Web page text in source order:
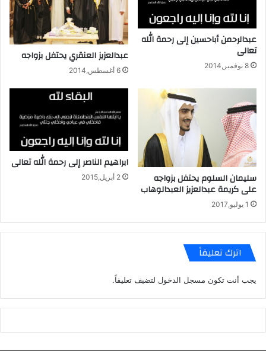
عبدالرحمن أباحسين إلى رحمة الله
تعالى
8 نوفمبر,2014
عبدالعزيز العنقري يحتفل بزواجه
6 أغسطس,2014
سليمان السلوم يحتفل بزواجه
على كريمة عبدالعزيز العبدالوهاب
1 يوليو,2017
ابراهيم الناصر إلى رحمة الله تعالى
2 أبريل,2015
اترك تعليقاً
يجب أنت تكون مسجل الدخول لتضيف تعليقاً.